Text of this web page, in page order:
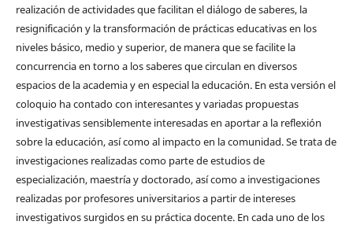
realización de actividades que facilitan el diálogo de saberes, la
resignificación y la transformación de prácticas educativas en los
niveles básico, medio y superior, de manera que se facilite la
concurrencia en torno a los saberes que circulan en diversos
espacios de la academia y en especial la educación. En esta versión el
coloquio ha contado con interesantes y variadas propuestas
investigativas sensiblemente interesadas en aportar a la reflexión
sobre la educación, así como al impacto en la comunidad. Se trata de
investigaciones realizadas como parte de estudios de
especialización, maestría y doctorado, así como a investigaciones
realizadas por profesores universitarios a partir de intereses
investigativos surgidos en su práctica docente. En cada uno de los